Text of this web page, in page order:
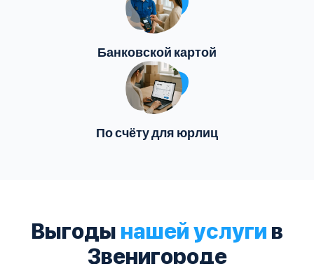
Банковской картой
По счёту для юрлиц
Выгоды нашей услуги в
Звенигороде